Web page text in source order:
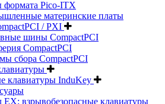
формата Pico-ITX
материнские платы
/ PXI
шины CompactPCI
CompactPCI
сбора CompactPCI
клавиатуры InduKey
EX: взрывобезопасные клавиатуры